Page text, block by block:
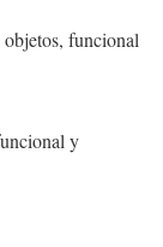
objetos, funcional
y